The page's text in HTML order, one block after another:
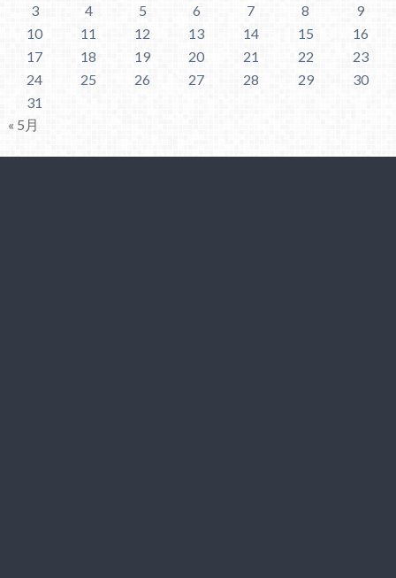
3
4 5 6 7 8
9
10
11 12 13 14 15
16
17
18 19 20 21 22
23
24
25 26 27 28 29
30
31
« 5月